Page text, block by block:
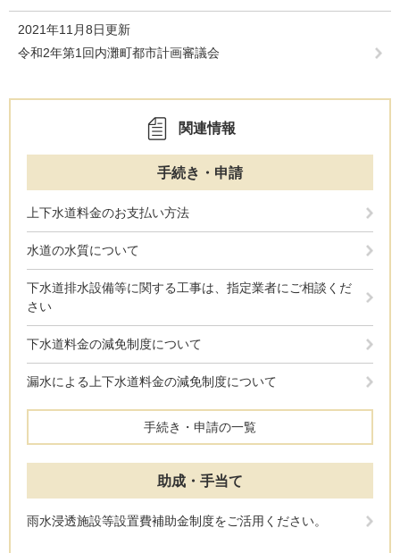
2021年11月8日更新
令和2年第1回内灘町都市計画審議会
関連情報
手続き・申請
上下水道料金のお支払い方法
水道の水質について
下水道排水設備等に関する工事は、指定業者にご相談くだ
さい
下水道料金の減免制度について
漏水による上下水道料金の減免制度について
手続き・申請の一覧
助成・手当て
雨水浸透施設等設置費補助金制度をご活用ください。